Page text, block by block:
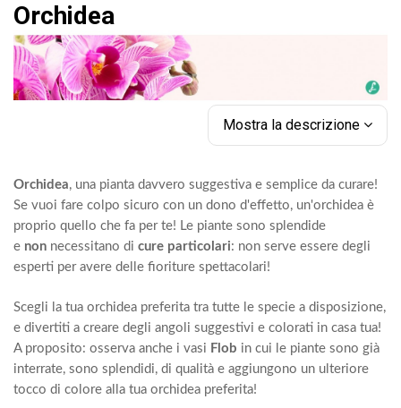
Orchidea
Mostra la descrizione
Orchidea, una pianta davvero suggestiva e semplice da curare!
Se vuoi fare colpo sicuro con un dono d'effetto, un'orchidea è
proprio quello che fa per te! Le piante sono splendide
e non necessitano di cure particolari: non serve essere degli
esperti per avere delle fioriture spettacolari!
Scegli la tua orchidea preferita tra tutte le specie a disposizione,
e divertiti a creare degli angoli suggestivi e colorati in casa tua!
A proposito: osserva anche i vasi Flob in cui le piante sono già
interrate, sono splendidi, di qualità e aggiungono un ulteriore
tocco di colore alla tua orchidea preferita!